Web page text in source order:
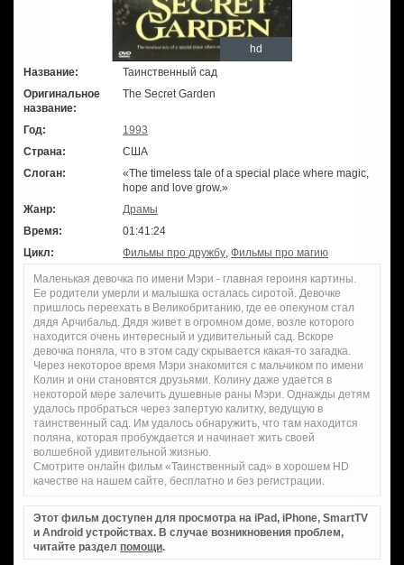
hd
Название:
Таинственный сад
Оригинальное
название:
The Secret Garden
Год:
1993
Страна:
США
Слоган:
«The timeless tale of a special place where magic,
hope and love grow.»
Жанр:
Драмы
Время:
01:41:24
Цикл:
Фильмы про дружбу, Фильмы про магию
Маленькая девочка по имени Мэри - главная героиня картины.
Ее родители умерли и малышка осталась сиротой. Девочке
пришлось переехать в Великобританию, где ее опекуном стал
дядя Арчибальд. Дядя живет в огромном доме, возле которого
находится очень интересный и удивительный сад. Вскоре
девочка поняла, что в этом саду скрывается какая-то загадка.
Через некоторое время Мэри знакомится с мальчиком по имени
Колин и они становятся друзьями. Колину даже удается в
некоторой мере залечить душевные раны Мэри. Однажды детям
удалось пробраться через запертую калитку, ведущую в
таинственный сад. Им удалось обнаружить, что там находится
поляна, которая пробуждается и начинает жить своей
волшебной удивительной жизнью.
Смотрите онлайн фильм «Таинственный сад» в хорошем HD
качестве на нашем сайте, бесплатно и без регистрации.
Этот фильм доступен для просмотра на iPad, iPhone, SmartTV
и Android устройствах. В случае возникновения проблем,
читайте раздел помощи.